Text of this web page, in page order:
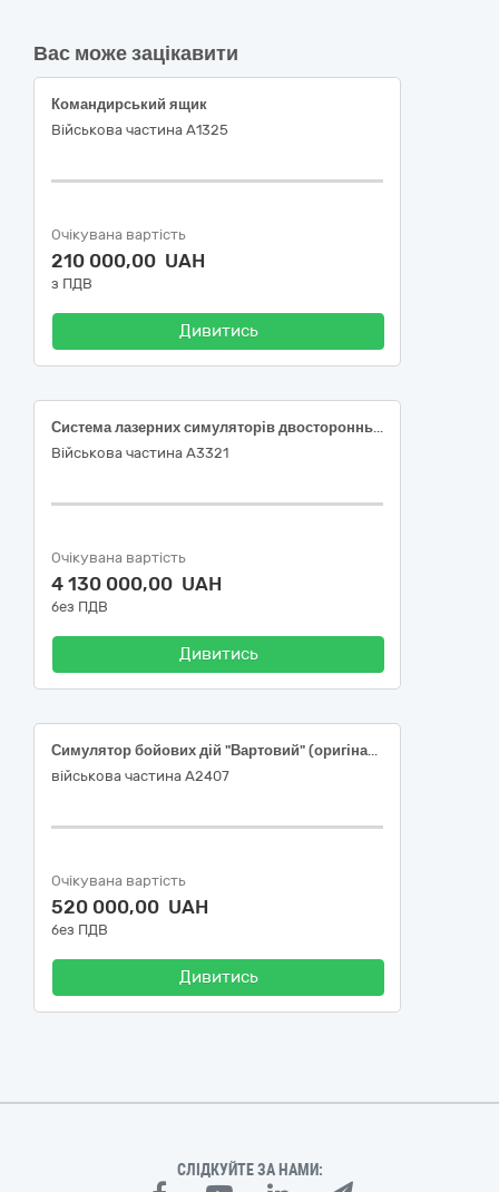
Вас може зацікавити
Командирський ящик
Військова частина А1325
Очікувана вартість
210 000,00 UAH
з ПДВ
Дивитись
Система лазерних симуляторів двостороннього вогневого контакту спеціального призначення
Військова частина А3321
Очікувана вартість
4 130 000,00 UAH
без ПДВ
Дивитись
Симулятор бойових дій "Вартовий" (оригінал або еквівалент)
військова частина А2407
Очікувана вартість
520 000,00 UAH
без ПДВ
Дивитись
СЛІДКУЙТЕ ЗА НАМИ: